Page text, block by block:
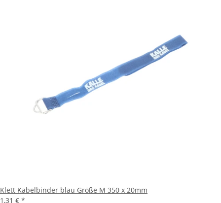
Klett Kabelbinder blau Größe M 350 x 20mm
1,31 € *